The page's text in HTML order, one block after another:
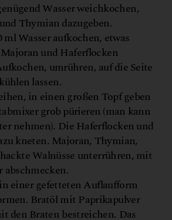
Wasser weichkochen,
Thymian dazugeben.
ml Wasser aufkochen, etwas
und Haferflocken
umrühren, auf die Seite
lassen.
in einen großen Topf geben
grob pürieren (man kann
nehmen). Die Haferflocken und
kneten. Majoran, Thymian,
Walnüsse unterrühren, mit
abschmecken.
einer gefetteten Auflaufform
Bratöl mit Paprikapulver
den Braten bestreichen. Das